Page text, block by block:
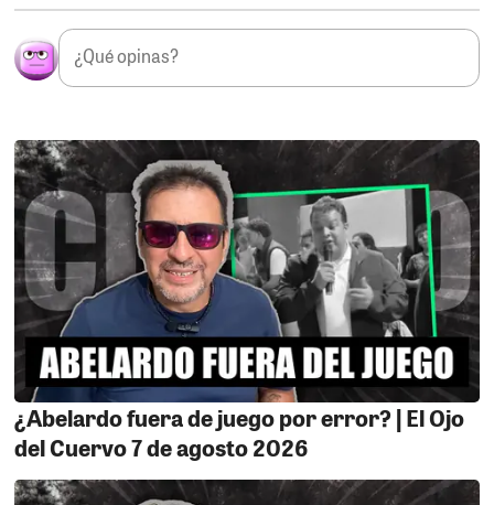
uno debe estar haciendo números. Porque si el éxodo
estudiantil continúa, ciertas universidades privadas
podrían empezar a sentir el golpe en sus aulas… y en
sus bolsillos. Y algunos promotores, quizá, también.
PORKY EN ICA.El líder en las encuestas
presidenciales, Rafael López Aliaga, llega hoy a Ica. La
concentración está programada para las 6 de la tarde
en la explanada del Mercado La Palma, frente a Plaza
del Sol. En el acto se presentará oficialmente a los
candidatos a diputados y senadores por Renovación
Popular, entre ellos Verónica Yonz y Cecilia Anyoza. Se
anuncia una movilización masiva de simpatizantes
provenientes de distintos puntos de la provincia y la
región. En Ica, la llamada “ola celeste” empieza a tomar
forma y medir fuerzas en las calles.
Corre un documento oficial del
Gobierno Regional que a despertado más de una
¿Abelardo fuera de juego por error? | El Ojo
del Cuervo 7 de agosto 2026